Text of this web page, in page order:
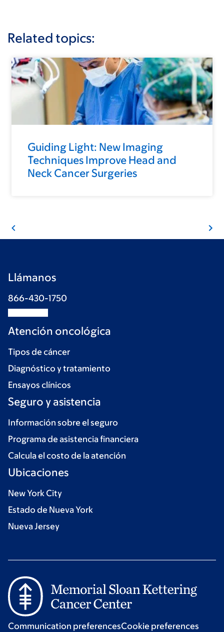
Related topics:
Guiding Light: New Imaging
Techniques Improve Head and
Neck Cancer Surgeries
Llámanos
866-430-1750
Atención oncológica
Tipos de cáncer
Diagnóstico y tratamiento
Ensayos clínicos
Seguro y asistencia
Información sobre el seguro
Programa de asistencia financiera
Calcula el costo de la atención
Ubicaciones
New York City
Estado de Nueva York
Nueva Jersey
Communication preferencesCookie preferences